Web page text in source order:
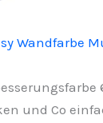
Wandfarbe
und Co